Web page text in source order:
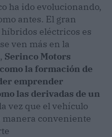
ha ido evolucionando,
antes. El gran
eléctricos es
ven más en la
Serinco Motors
la formación de
emprender
las derivadas de un
vez que el vehículo
manera conveniente